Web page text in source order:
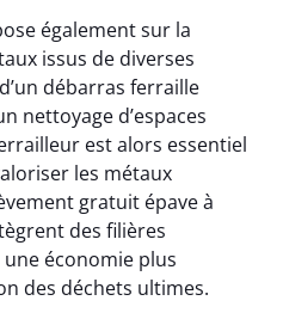
également sur la
issus de diverses
débarras ferraille
nettoyage d’espaces
est alors essentiel
les métaux
gratuit épave à
des filières
économie plus
des déchets ultimes.